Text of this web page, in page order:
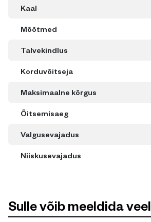
Kaal
Mõõtmed
Talvekindlus
Korduvõitseja
Maksimaalne kõrgus
Õitsemisaeg
Valgusevajadus
Niiskusevajadus
Sulle võib meeldida veel